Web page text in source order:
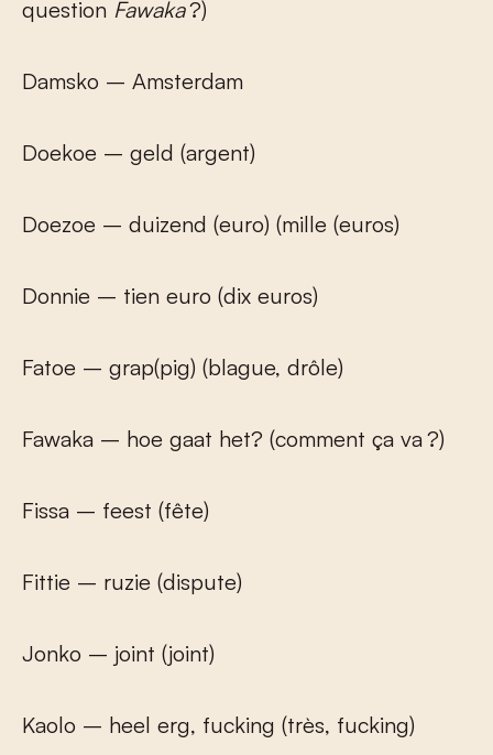
question Fawaka?)
Damsko – Amsterdam
Doekoe – geld (argent)
Doezoe – duizend (euro) (mille (euros)
Donnie – tien euro (dix euros)
Fatoe – grap(pig) (blague, drôle)
Fawaka – hoe gaat het? (comment ça va ?)
Fissa – feest (fête)
Fittie – ruzie (dispute)
Jonko – joint (joint)
Kaolo – heel erg, fucking (très, fucking)